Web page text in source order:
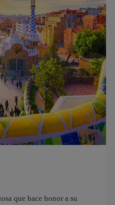
que hace honor a su